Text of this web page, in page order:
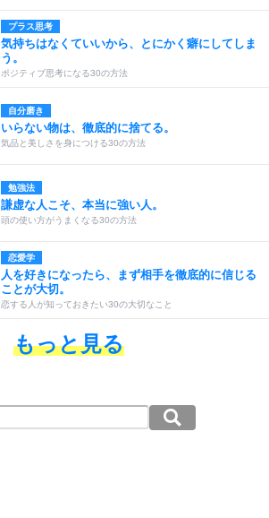
プラス思考
気持ちはなくていいから、とにかく癖にしてしま
う。
ポジティブ思考になる30の方法
自分磨き
いらない物は、徹底的に捨てる。
気品と美しさを身につける30の方法
勉強法
謙虚な人こそ、本当に強い人。
頭の使い方がうまくなる30の方法
恋愛学
人を好きになったら、まず相手を徹底的に信じる
ことが大切。
恋する人が知っておきたい30の大切なこと
もっと見る